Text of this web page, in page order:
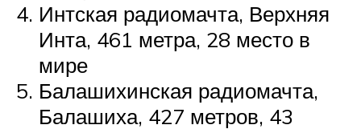
Интская радиомачта, Верхняя
Инта, 461 метра, 28 место в
мире
Балашихинская радиомачта,
Балашиха, 427 метров, 43